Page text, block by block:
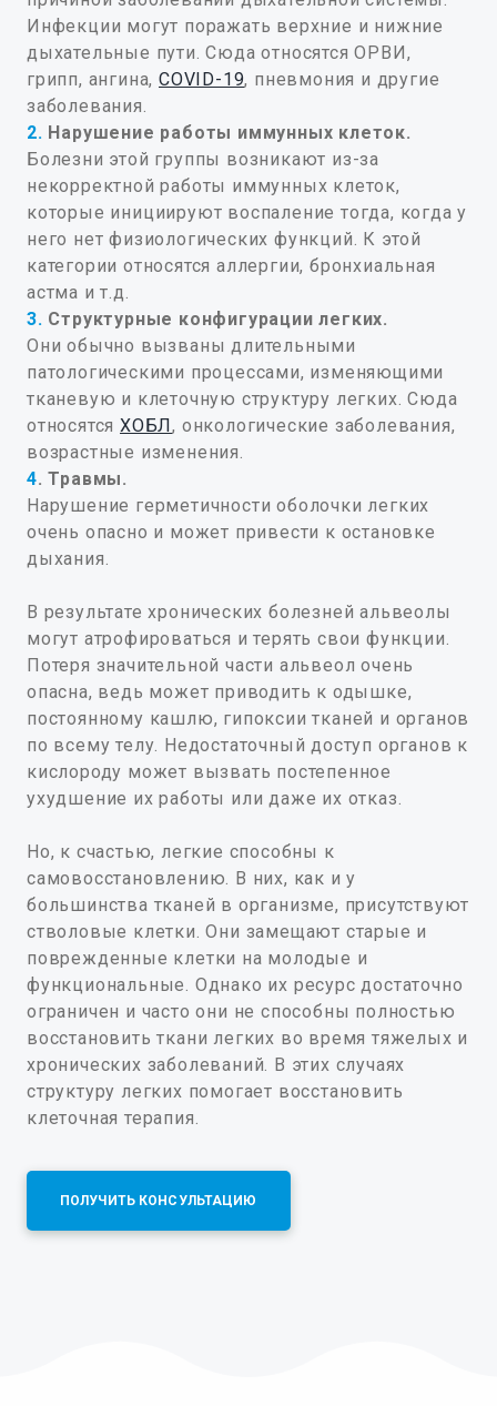
Инфекции могут поражать верхние и нижние
дыхательные пути. Сюда относятся ОРВИ,
грипп, ангина, COVID-19, пневмония и другие
заболевания.
2. Нарушение работы иммунных клеток.
Болезни этой группы возникают из-за
некорректной работы иммунных клеток,
которые инициируют воспаление тогда, когда у
него нет физиологических функций. К этой
категории относятся аллергии, бронхиальная
астма и т.д.
3. Структурные конфигурации легких.
Они обычно вызваны длительными
патологическими процессами, изменяющими
тканевую и клеточную структуру легких. Сюда
относятсяХОБЛ, онкологические заболевания,
возрастные изменения.
4. Травмы.
Нарушение герметичности оболочки легких
очень опасно и может привести к остановке
дыхания.
В результате хронических болезней альвеолы
могут атрофироваться и терять свои функции.
Потеря значительной части альвеол очень
опасна, ведь может приводить к одышке,
постоянному кашлю, гипоксии тканей и органов
по всему телу. Недостаточный доступ органов к
кислороду может вызвать постепенное
ухудшение их работы или даже их отказ.
Но, к счастью, легкие способны к
самовосстановлению. В них, как и у
большинства тканей в организме, присутствуют
стволовые клетки. Они замещают старые и
поврежденные клетки на молодые и
функциональные. Однако их ресурс достаточно
ограничен и часто они не способны полностью
восстановить ткани легких во время тяжелых и
хронических заболеваний. В этих случаях
структуру легких помогает восстановить
клеточная терапия.
ПОЛУЧИТЬ КОНСУЛЬТАЦИЮ